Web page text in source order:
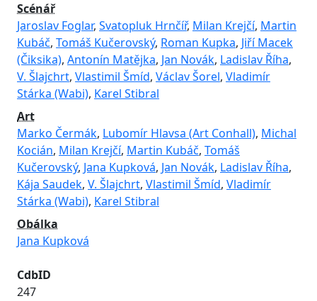
Scénář
Jaroslav Foglar, Svatopluk Hrnčíř, Milan Krejčí, Martin
Kubáč, Tomáš Kučerovský, Roman Kupka, Jiří Macek
(Čiksika), Antonín Matějka, Jan Novák, Ladislav Říha,
V. Šlajchrt, Vlastimil Šmíd, Václav Šorel, Vladimír
Stárka (Wabi), Karel Stibral
Art
Marko Čermák, Lubomír Hlavsa (Art Conhall), Michal
Kocián, Milan Krejčí, Martin Kubáč, Tomáš
Kučerovský, Jana Kupková, Jan Novák, Ladislav Říha,
Kája Saudek, V. Šlajchrt, Vlastimil Šmíd, Vladimír
Stárka (Wabi), Karel Stibral
Obálka
Jana Kupková
CdbID
247